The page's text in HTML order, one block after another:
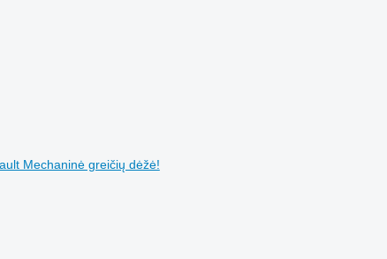
Mechaninė greičių dėžė!